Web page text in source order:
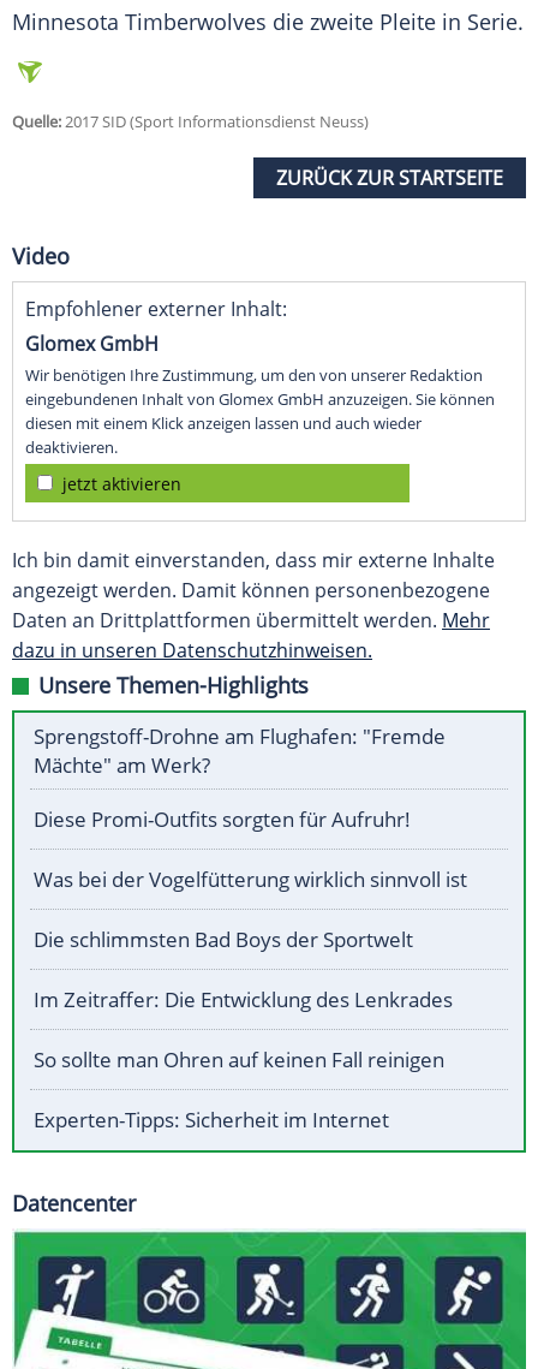
Minnesota Timberwolves die zweite Pleite in Serie.
Quelle:2017 SID (Sport Informationsdienst Neuss)
ZURÜCK ZUR STARTSEITE
Video
Empfohlener externer Inhalt:
Glomex GmbH
Wir benötigen Ihre Zustimmung, um den von unserer Redaktion
eingebundenen Inhalt von Glomex GmbH anzuzeigen. Sie können
diesen mit einem Klick anzeigen lassen und auch wieder
deaktivieren.
jetzt aktivieren
Ich bin damit einverstanden, dass mir externe Inhalte
angezeigt werden. Damit können personenbezogene
Daten an Drittplattformen übermittelt werden. Mehr
dazu in unseren Datenschutzhinweisen.
Unsere Themen-Highlights
Sprengstoff-Drohne am Flughafen: "Fremde
Mächte" am Werk?
Diese Promi-Outfits sorgten für Aufruhr!
Was bei der Vogelfütterung wirklich sinnvoll ist
Die schlimmsten Bad Boys der Sportwelt
Im Zeitraffer: Die Entwicklung des Lenkrades
So sollte man Ohren auf keinen Fall reinigen
Experten-Tipps: Sicherheit im Internet
Datencenter